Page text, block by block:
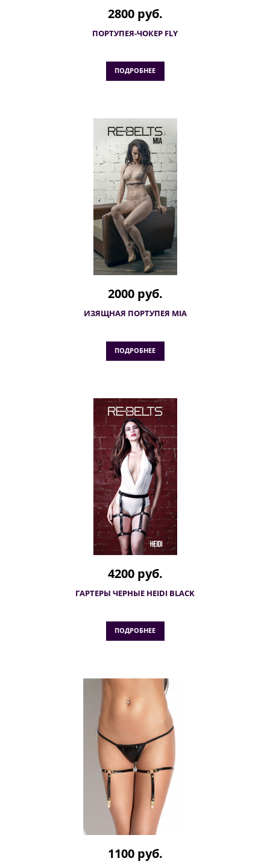
2800 руб.
ПОРТУПЕЯ-ЧОКЕР FLY
ПОДРОБНЕЕ
2000 руб.
ИЗЯЩНАЯ ПОРТУПЕЯ MIA
ПОДРОБНЕЕ
4200 руб.
ГАРТЕРЫ ЧЕРНЫЕ HEIDI BLACK
ПОДРОБНЕЕ
1100 руб.